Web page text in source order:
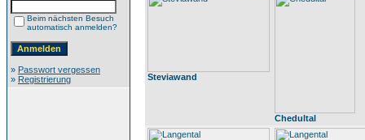
Beim nächsten Besuch
automatisch anmelden?
» Passwort vergessen
» Registrierung Steviawand
Chedultal